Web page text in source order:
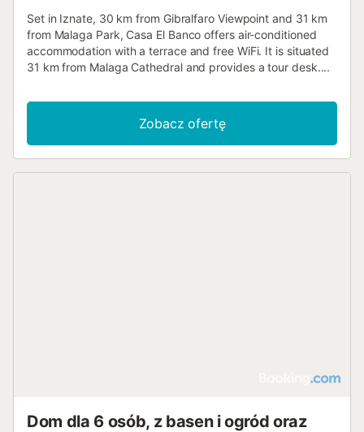
Set in Iznate, 30 km from Gibralfaro Viewpoint and 31 km
from Malaga Park, Casa El Banco offers air-conditioned
accommodation with a terrace and free WiFi. It is situated
31 km from Malaga Cathedral and provides a tour desk....
Zobacz ofertę
Dom dla 6 osób, z basen i ogród oraz